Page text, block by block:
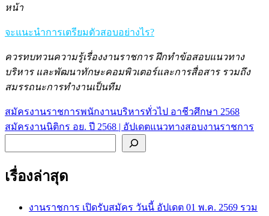
หน้า
จะแนะนำการเตรียมตัวสอบอย่างไร?
ควรทบทวนความรู้เรื่องงานราชการ ฝึกทำข้อสอบแนวทาง
บริหาร และพัฒนาทักษะคอมพิวเตอร์และการสื่อสาร รวมถึง
สมรรถนะการทำงานเป็นทีม
แนะแนว
เรื่อง
สมัครงานราชการพนักงานบริหารทั่วไป อาชีวศึกษา 2568
สมัครงานนิติกร อย. ปี 2568 | อัปเดตแนวทางสอบงานราชการ
เรื่องล่าสุด
งานราชการ เปิดรับสมัคร วันนี้ อัปเดต 01 พ.ค. 2569 รวม